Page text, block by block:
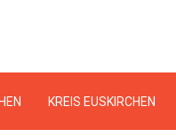
KREIS EUSKIRCHEN